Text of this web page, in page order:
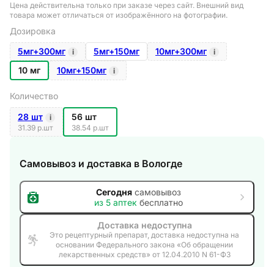
Цена действительна только при заказе через сайт. Внешний вид
товара может отличаться от изображённого на фотографии.
Дозировка
5мг+300мг
i 5мг+150мг 10мг+300мг i
10 мг 10мг+150мг i
Количество
28 шт
i
31.39 р.шт
56 шт
38.54 р.шт
Самовывоз и доставка в Вологде
Сегоднясамовывоз
из 5 аптек бесплатно
Доставка недоступна
Это рецептурный препарат, доставка недоступна на
основании Федерального закона «Об обращении
лекарственных средств» от 12.04.2010 N 61-ФЗ